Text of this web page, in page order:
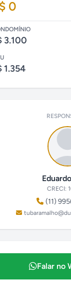
0
3.100
1.354
CRECI:
(11)
Falar no